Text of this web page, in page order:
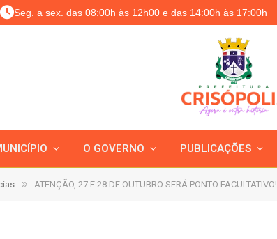
Seg. a sex. das 08:00h às 12h00 e das 14:00h às 17:00h
O GOVERNO PUBLICAÇÕES
» ATENÇÃO, 27 E 28 DE OUTUBRO SERÁ PONTO FACULTATIVO!